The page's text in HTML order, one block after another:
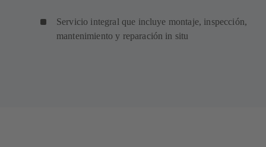
Servicio integral que incluye montaje, inspección,
mantenimiento y reparación in situ